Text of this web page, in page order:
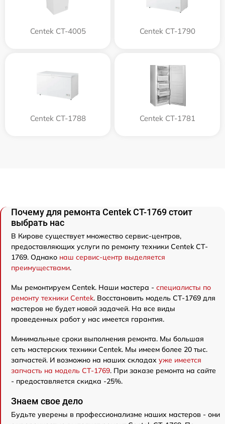
Centek CT-4005 Centek CT-1790
Centek CT-1788 Centek CT-1781
Почему для ремонта Centek CT-1769 стоит
выбрать нас
В Кирове существует множество сервис-центров,
предоставляющих услуги по ремонту техники Centek CT-
1769. Однако наш сервис-центр выделяется
преимуществами.
Мы ремонтируем Centek. Наши мастера - специалисты по
ремонту техники Centek. Восстановить модель CT-1769 для
мастеров не будет новой задачей. На все виды
проведенных работ у нас имеется гарантия.
Минимальные сроки выполнения ремонта. Мы большая
сеть мастерских техники Centek. Мы имеем более 20 тыс.
запчастей. И возможно на наших складах уже имеется
запчасть на модель CT-1769. При заказе ремонта на сайте
- предоставляется скидка -25%.
Знаем свое дело
Будьте уверены в профессионализме наших мастеров - они